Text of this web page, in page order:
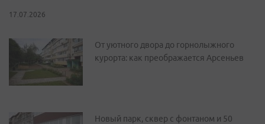
17.07.2026
От уютного двора до горнолыжного
курорта: как преображается Арсеньев
Новый парк, сквер с фонтаном и 50